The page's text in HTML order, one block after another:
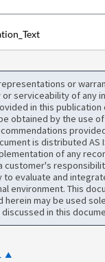
or
serviceability of any
in this
obtained by the use
is distributed AS
of any
customer's
evaluate and
environment. This
herein may be used
in this